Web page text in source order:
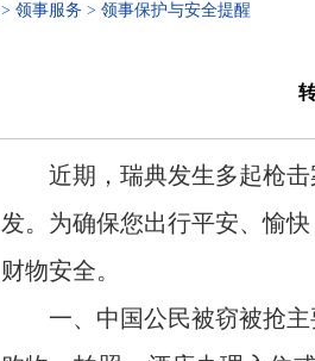
> 领事服务 > 领事保护与安全提醒
近期，瑞典发生多起枪击
发。为确保您出行平安、愉
财物安全。
一、中国公民被窃被抢主